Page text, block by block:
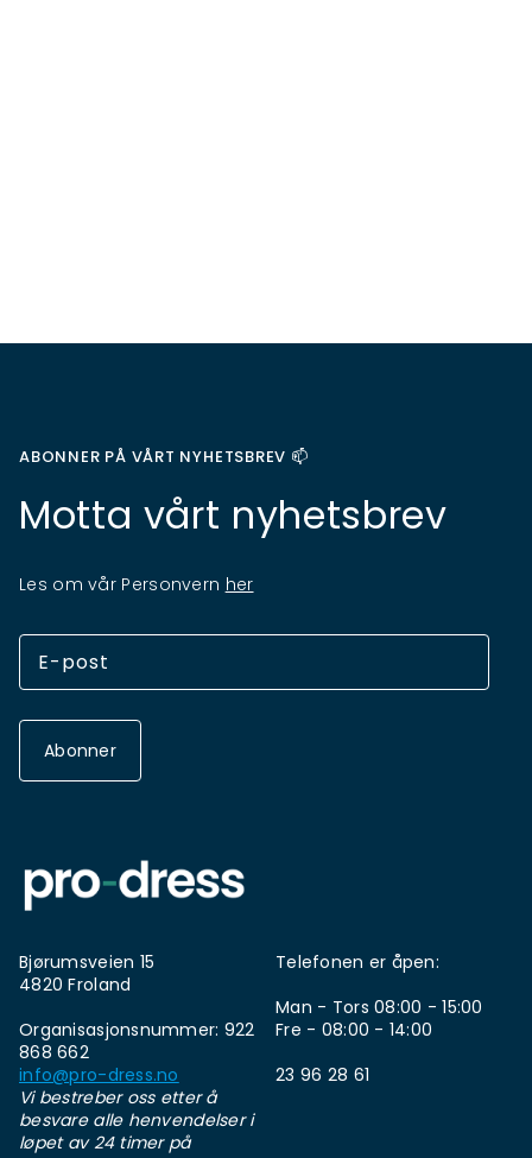
ABONNER PÅ VÅRT NYHETSBREV 📫
Motta vårt nyhetsbrev
Les om vår Personvern her
Abonner
Bjørumsveien 15
4820 Froland
Organisasjonsnummer: 922
868 662
info@pro-dress.no
Vi bestreber oss etter å
besvare alle henvendelser i
løpet av 24 timer på
Telefonen er åpen:
Man - Tors 08:00 - 15:00
Fre - 08:00 - 14:00
23 96 28 61